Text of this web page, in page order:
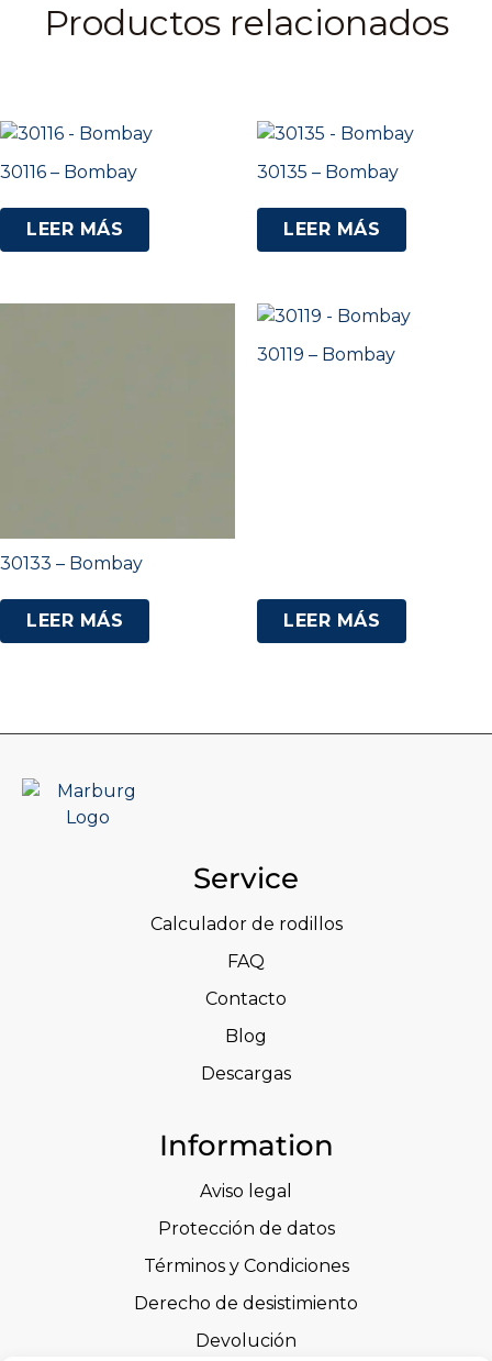
Productos relacionados
30116 – Bombay
LEER MÁS
30135 – Bombay
LEER MÁS
30133 – Bombay
LEER MÁS
30119 – Bombay
LEER MÁS
Service
Calculador de rodillos
FAQ
Contacto
Blog
Descargas
Information
Aviso legal
Protección de datos
Términos y Condiciones
Derecho de desistimiento
Devolución